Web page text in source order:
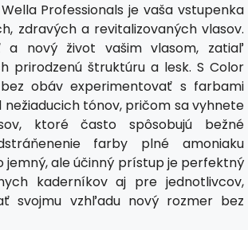
Professionals je vaša vstupenka
zdravých a revitalizovaných vlasov.
a nový život vašim vlasom, zatiaľ
prirodzenú štruktúru a lesk. S Color
obáv experimentovať s farbami
nežiaducich tónov, pričom sa vyhnete
ktoré často spôsobujú bežné
farby plné amoniaku
jemný, ale účinný prístup je perfektný
kaderníkov aj pre jednotlivcov,
svojmu vzhľadu nový rozmer bez